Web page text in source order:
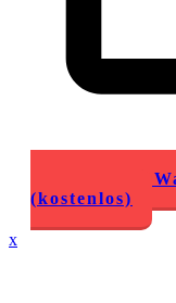
Jetzt auf die
(kostenlos)
x